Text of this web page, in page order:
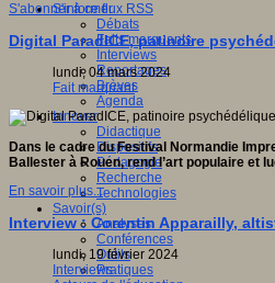
S'informer
Débats
Faits marquants
Interviews
Reportages
Brèves
Agenda
Innover
Didactique
Dispositifs
Pédagogie
Recherche
Technologies
Savoir(s)
Analyses
Conférences
Outils
Pratiques
S'abonner à ce flux RSS
Digital ParadICE, patinoire
lundi, 04 mars 2024
Fait marquant
Dans le cadre du Festival Normandie
Ballester à Rouen, rend l’art populaire et
En savoir plus...
Interview : Corentin Apparailly,
lundi, 19 février 2024
Interviews